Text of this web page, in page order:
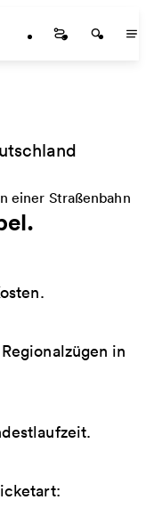
Startseite
in